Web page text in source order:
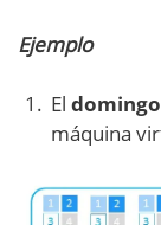
Ejemplo
El domingo
máquina